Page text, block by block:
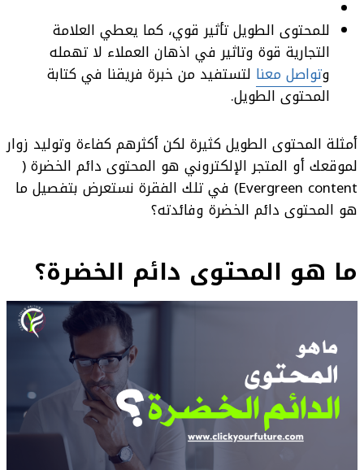
للمحتوى الطويل تأثير قوي، كما يعطي العلامة
التجارية قوة وتاثير في اذهان العملاء لا تهمله
وتواصل معنا لتستفيد من خبرة فريقنا في كتابة
المحتوى الطويل.
أمثلة المحتوى الطويل كثيرة لكن أكثرهم كفاءة وتوليد زوار
لموقعك أو المتجر الإلكتروني هو المحتوى دائم الخضرة (
Evergreen content) في تلك الفقرة نستعرض بتفصيل ما
هو المحتوى دائم الخضرة وفائدته؟
ما هو المحتوى دائم الخضرة؟